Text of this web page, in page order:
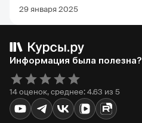
29 января 2025
Информация была полезна?
14 оценок, среднее: 4.63 из 5